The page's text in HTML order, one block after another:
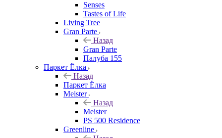
Senses
Tastes of Life
Living Tree
Gran Parte
Назад
Gran Parte
Палуба 155
Паркет Ёлка
Назад
Паркет Ёлка
Meister
Назад
Meister
PS 500 Residence
Greenline